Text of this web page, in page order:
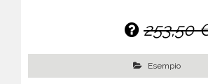
253,50
Esempio